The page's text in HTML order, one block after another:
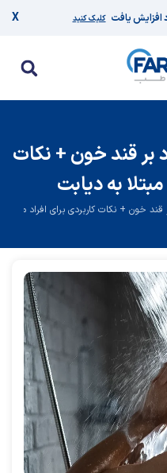
کلیک کنید X
بر قند خون + نکات
به دیابت
خون + نکات کاربردی برای افراد مبتلا